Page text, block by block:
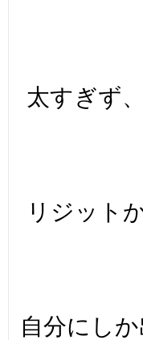
太すぎず
リジット
自分にし